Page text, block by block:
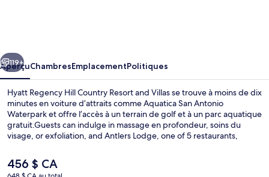
Country
Resort
and
Villas
Suivant
119+
AperçuChambresEmplacementPolitiques
Hyatt Regency Hill Country Resort and Villas se trouve à moins de dix
minutes en voiture d’attraits comme Aquatica San Antonio
Waterpark et offre l’accès à un terrain de golf et à un parc aquatique
gratuit.Guests can indulge in massage en profondeur, soins du
visage, or exfoliation, and Antlers Lodge, one of 5 restaurants,
extérieures, un parcours aquatique et un bar attenant à la piscine.
Le personnel serviable et l’état général de l’hébergement sont des
Le
prix
456 $ CA